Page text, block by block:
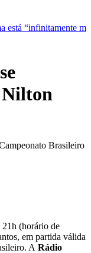
TJRN
Nilton
Brasileiro
21h (horário de
em partida válida
A Rádio